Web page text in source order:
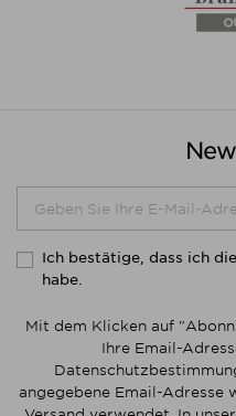
Ich bestätige, dass ich die
habe.
Mit dem Klicken auf
Ihre Email-
angegebene Email-Adresse